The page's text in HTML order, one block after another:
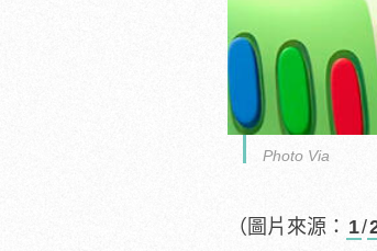
Photo Via
（圖片來源： 1/